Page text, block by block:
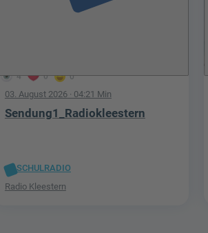
4 0 0
03. August 2026· 04:21 Min
Sendung1_Radiokleestern
SCHULRADIO
Radio Kleestern